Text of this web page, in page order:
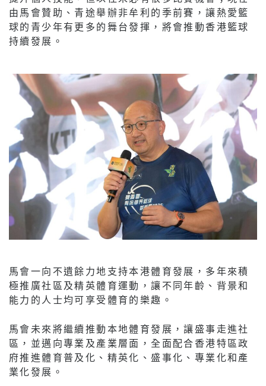
由馬會贊助、青途舉辦非牟利的季前賽，讓熱愛籃
球的青少年有更多的舞台發揮，將會推動香港籃球
持續發展。
馬會一向不遺餘力地支持本港體育發展，多年來積
極推廣社區及精英體育運動，讓不同年齡、背景和
能力的人士均可享受體育的樂趣。
馬會未來將繼續推動本地體育發展，讓盛事走進社
區，並邁向專業及產業層面，全面配合香港特區政
府推進體育普及化、精英化、盛事化、專業化和產
業化發展。